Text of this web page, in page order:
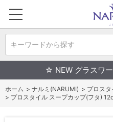
キーワードから探す
☆ NEW グラスワ
ホーム > ナルミ(NARUMI) > プロスタ
> プロスタイル スープカップ(フタ)